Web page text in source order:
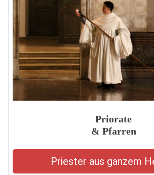
Priorate
& Pfarren
Priester aus ganzem